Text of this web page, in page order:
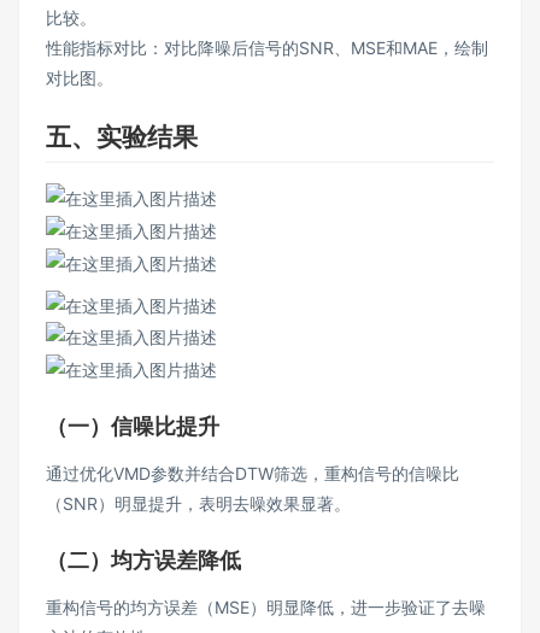
比较。
性能指标对比：对比降噪后信号的SNR、MSE和MAE，绘制
对比图。
五、实验结果
（一）信噪比提升
通过优化VMD参数并结合DTW筛选，重构信号的信噪比
（SNR）明显提升，表明去噪效果显著。
（二）均方误差降低
重构信号的均方误差（MSE）明显降低，进一步验证了去噪